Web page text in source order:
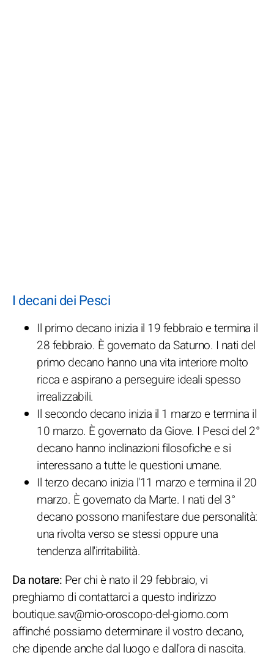
I decani dei Pesci
Il primo decano inizia il 19 febbraio e termina il
28 febbraio. È governato da Saturno. I nati del
primo decano hanno una vita interiore molto
ricca e aspirano a perseguire ideali spesso
irrealizzabili.
Il secondo decano inizia il 1 marzo e termina il
10 marzo. È governato da Giove. I Pesci del 2°
decano hanno inclinazioni filosofiche e si
interessano a tutte le questioni umane.
Il terzo decano inizia l'11 marzo e termina il 20
marzo. È governato da Marte. I nati del 3°
decano possono manifestare due personalità:
una rivolta verso se stessi oppure una
tendenza all'irritabilità.
Da notare: Per chi è nato il 29 febbraio, vi
preghiamo di contattarci a questo indirizzo
boutique.sav@mio-oroscopo-del-giorno.com
affinché possiamo determinare il vostro decano,
che dipende anche dal luogo e dall'ora di nascita.